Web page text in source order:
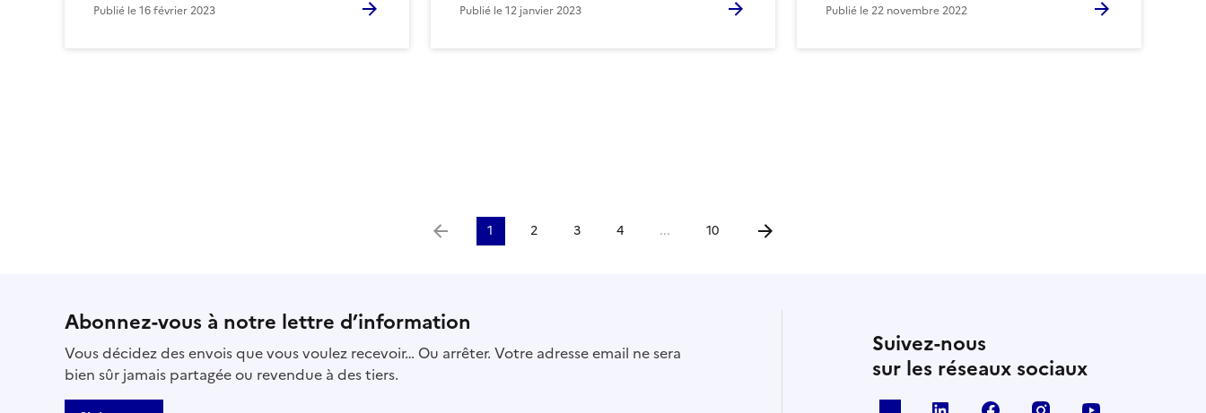
Publié le16 février 2023 Publié le12 janvier 2023 Publié le22 novembre 2022
Aller à la page précédente
1 2 3 4 ... 10 Aller à la page suivante
Abonnez-vous à notre lettre d’information
Vous décidez des envois que vous voulez recevoir… Ou arrêter. Votre adresse email ne sera
bien sûr jamais partagée ou revendue à des tiers.
Suivez-nous
sur les réseaux sociaux